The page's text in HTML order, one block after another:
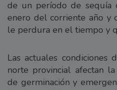
de un período de sequía
enero del corriente año y
le perdura en el tiempo y
Las actuales condiciones
norte provincial afectan
de germinación y